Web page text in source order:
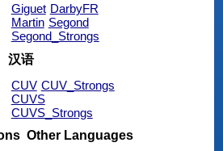
Giguet DarbyFR
Martin Segond
Segond_Strongs
汉语
CUV CUV_Strongs
CUVS
CUVS_Strongs
Other Languages